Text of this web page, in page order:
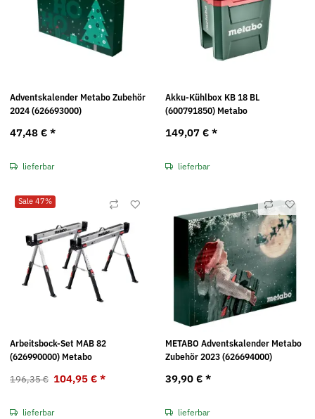
Adventskalender Metabo Zubehör
2024 (626693000)
47,48 € *
lieferbar
Akku-Kühlbox KB 18 BL
(600791850) Metabo
149,07 € *
lieferbar
Sale 47%
Arbeitsbock-Set MAB 82
(626990000) Metabo
196,35 € 104,95 € *
lieferbar
METABO Adventskalender Metabo
Zubehör 2023 (626694000)
39,90 € *
lieferbar